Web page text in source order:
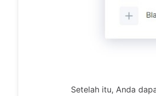
Setelah itu, Anda